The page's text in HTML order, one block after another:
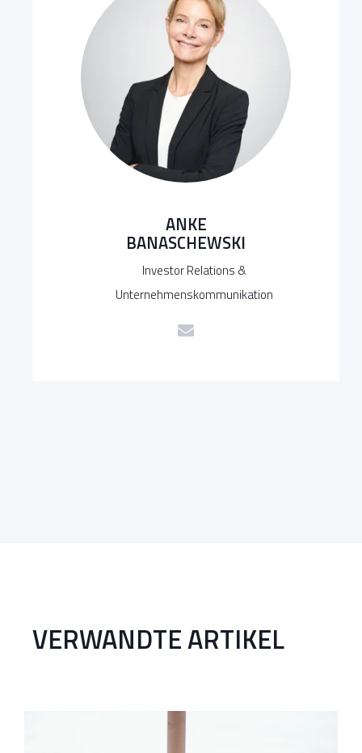
ANKE
BANASCHEWSKI
Investor Relations &
Unternehmenskommunikation
VERWANDTE ARTIKEL